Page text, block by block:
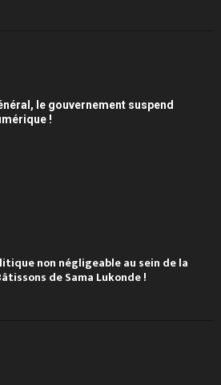
le gouvernement suspend
!
non négligeable au sein de la
de Sama Lukonde !